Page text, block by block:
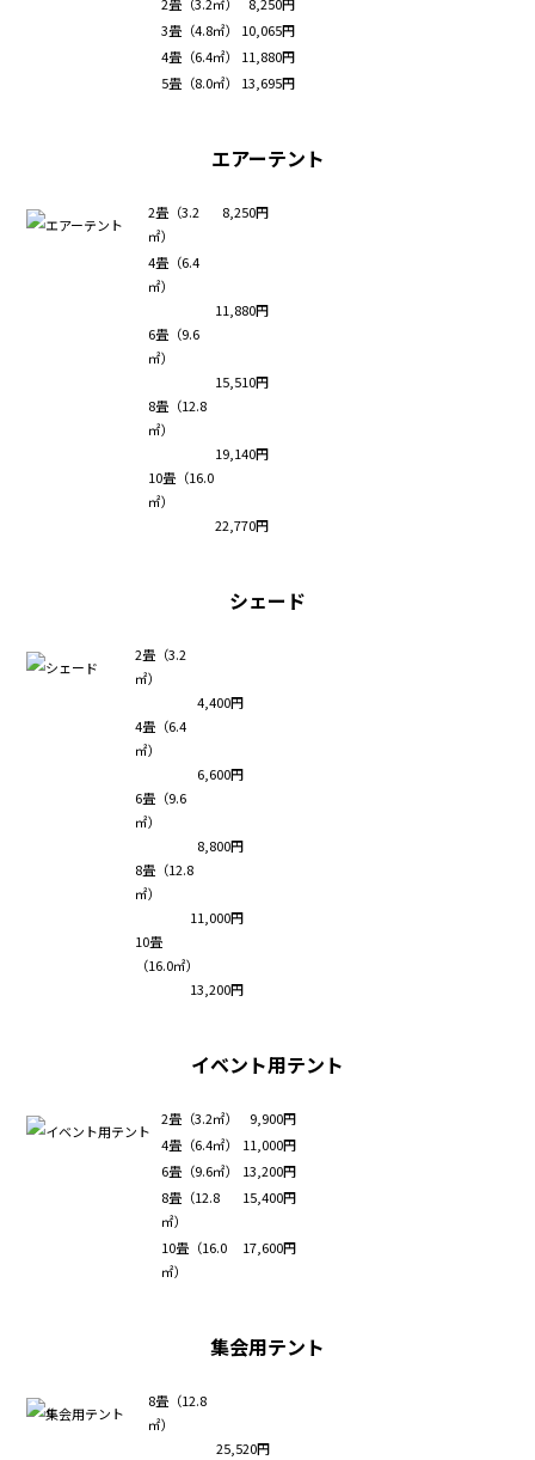
3畳（4.8㎡）
10,065円
4畳（6.4㎡）
11,880円
5畳（8.0㎡）
13,695円
エアーテント
2畳（3.2
㎡）
8,250円
4畳（6.4
㎡）
11,880円
6畳（9.6
㎡）
15,510円
8畳（12.8
㎡）
19,140円
10畳（16.0
㎡）
22,770円
シェード
2畳（3.2
㎡）
4,400円
4畳（6.4
㎡）
6,600円
6畳（9.6
㎡）
8,800円
8畳（12.8
㎡）
11,000円
10畳
（16.0㎡）
13,200円
イベント用テント
2畳（3.2㎡）
9,900円
4畳（6.4㎡）
11,000円
6畳（9.6㎡）
13,200円
8畳（12.8
㎡）
15,400円
10畳（16.0
㎡）
17,600円
集会用テント
8畳（12.8
㎡）
25,520円